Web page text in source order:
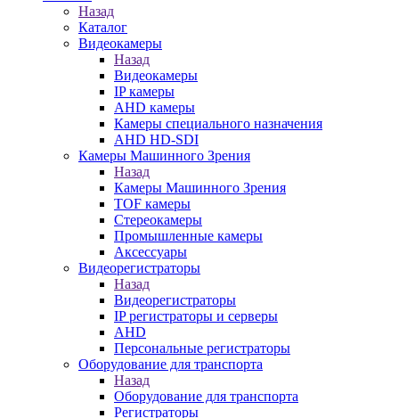
Назад
Каталог
Видеокамеры
Назад
Видеокамеры
IP камеры
AHD камеры
Камеры специального назначения
AHD HD-SDI
Камеры Машинного Зрения
Назад
Камеры Машинного Зрения
TOF камеры
Стереокамеры
Промышленные камеры
Аксессуары
Видеорегистраторы
Назад
Видеорегистраторы
IP регистраторы и серверы
AHD
Персональные регистраторы
Оборудование для транспорта
Назад
Оборудование для транспорта
Регистраторы